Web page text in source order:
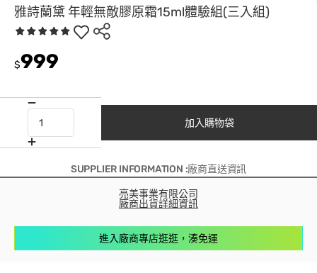
雅詩蘭黛 年輕無敵膠原霜15ml體驗組(三入組)
$999
加入購物袋
SUPPLIER INFORMATION :廠商直送資訊
亮美事業有限公司
廠商出貨詳細資訊
進入廠商專店逛逛，湊免運